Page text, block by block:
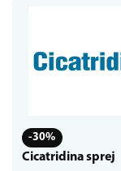
-30%
Cicatridina sprej